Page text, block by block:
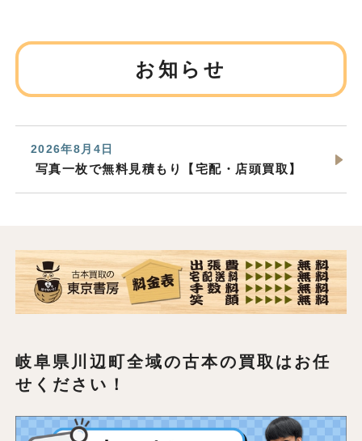
お知らせ
2026年8月4日
写真一枚で無料見積もり【宅配・店頭買取】
岐阜県川辺町全域の古本の買取はお任
せください！